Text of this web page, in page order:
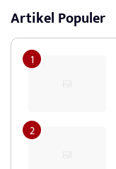
Artikel Populer